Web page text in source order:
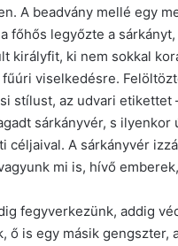
A beadvány mellé egy
főhős legyőzte a sárkányt,
királyfit, ki nem sokkal
viselkedésre.
stílust, az udvari etikettet
sárkányvér, s ilyenkor
A sárkányvér
mi is, hívő
fegyverkezünk, addig
ő is egy másik gengszter,